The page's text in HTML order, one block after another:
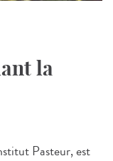
la
Pasteur, est